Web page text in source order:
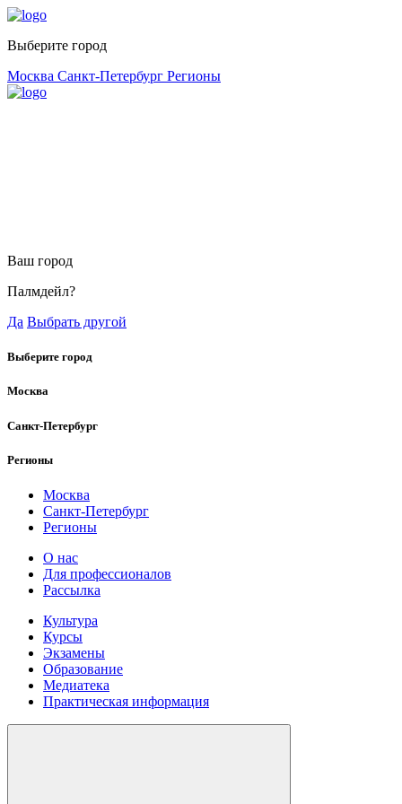
Выберите город
Москва Санкт-Петербург Регионы
Ваш город
Палмдейл?
Да Выбрать другой
Выберите город
Москва
Санкт-Петербург
Регионы
Москва
Санкт-Петербург
Регионы
О нас
Для профессионалов
Рассылка
Культура
Курсы
Экзамены
Образование
Медиатека
Практическая информация